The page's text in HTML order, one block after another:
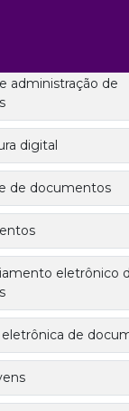
administração de
digital
de documentos
eletrônico
de